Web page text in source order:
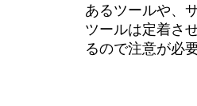
あるツールや、
ツールは定着さ
るので注意が必